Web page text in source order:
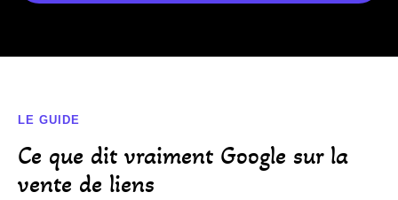
LE GUIDE
Ce que dit vraiment Google sur la
vente de liens